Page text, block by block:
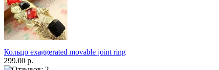
Кольцо exaggerated movable joint ring
299.00 р.